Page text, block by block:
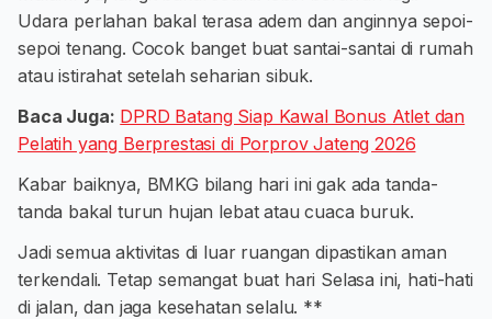
Udara perlahan bakal terasa adem dan anginnya sepoi-
sepoi tenang. Cocok banget buat santai-santai di rumah
atau istirahat setelah seharian sibuk.
Baca Juga: DPRD Batang Siap Kawal Bonus Atlet dan
Pelatih yang Berprestasi di Porprov Jateng 2026
Kabar baiknya, BMKG bilang hari ini gak ada tanda-
tanda bakal turun hujan lebat atau cuaca buruk.
Jadi semua aktivitas di luar ruangan dipastikan aman
terkendali. Tetap semangat buat hari Selasa ini, hati-hati
di jalan, dan jaga kesehatan selalu. **